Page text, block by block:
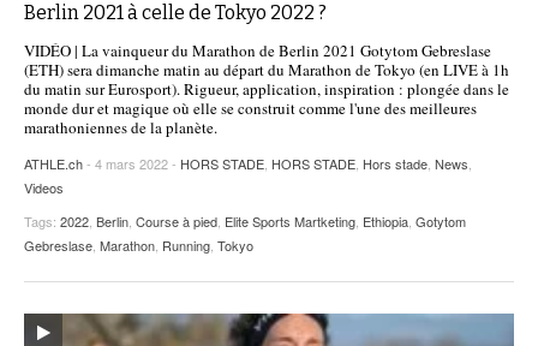
Berlin 2021 à celle de Tokyo 2022 ?
VIDÉO | La vainqueur du Marathon de Berlin 2021 Gotytom Gebreslase
(ETH) sera dimanche matin au départ du Marathon de Tokyo (en LIVE à 1h
du matin sur Eurosport). Rigueur, application, inspiration : plongée dans le
monde dur et magique où elle se construit comme l'une des meilleures
marathoniennes de la planète.
ATHLE.ch- 4 mars 2022 - HORS STADE, HORS STADE, Hors stade, News,
Videos
Tags: 2022, Berlin, Course à pied, Elite Sports Martketing, Ethiopia, Gotytom
Gebreslase, Marathon, Running, Tokyo